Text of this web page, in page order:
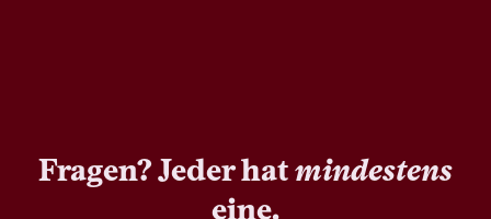
Fragen? Jeder hatmindestens
eine.